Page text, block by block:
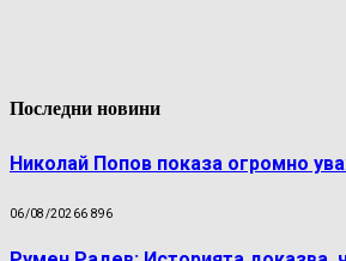
Последни новини
Николай Попов показа огромно
06/08/20266 896